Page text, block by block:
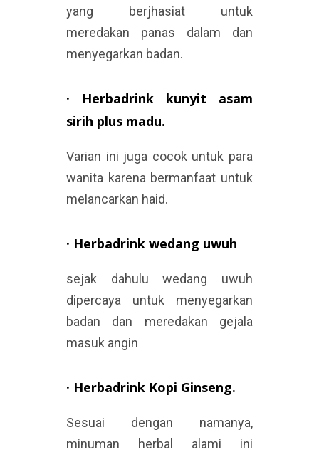
yang berjhasiat untuk
meredakan panas dalam dan
menyegarkan badan.
· Herbadrink kunyit asam
sirih plus madu.
Varian ini juga cocok untuk para
wanita karena bermanfaat untuk
melancarkan haid.
· Herbadrink wedang uwuh
sejak dahulu wedang uwuh
dipercaya untuk menyegarkan
badan dan meredakan gejala
masuk angin
· Herbadrink Kopi Ginseng.
Sesuai dengan namanya,
minuman herbal alami ini